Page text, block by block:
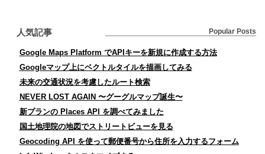
人気記事 Popular Posts
Google Maps Platform でAPIキーを新規に作成する方法
Googleマップ上にベクトルタイルを描画してみる
未来の交通状況を考慮したルート検索
NEVER LOST AGAIN 〜グーグルマップ誕生〜
新プランの Places API を調べてみました
国土地理院の地図でストリートビューを見る
Geocoding API を使って郵便番号から住所を入力するフォーム